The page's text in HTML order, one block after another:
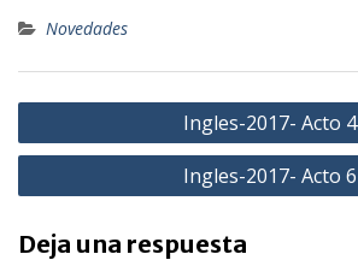
Novedades
Navegación
de
Ingles-2017- Acto 4
Ingles-2017- Acto 6
Deja una respuesta